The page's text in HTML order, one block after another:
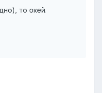
то окей.